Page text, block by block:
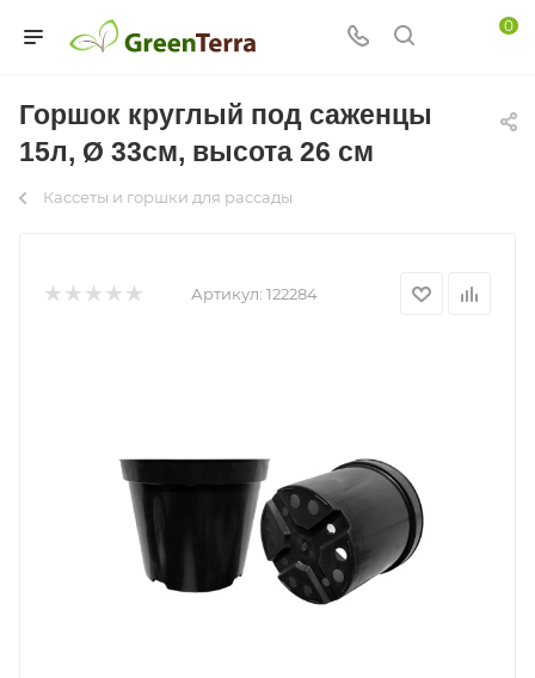
0
Горшок круглый под саженцы
15л, Ø 33см, высота 26 см
Кассеты и горшки для рассады
Артикул: 122284